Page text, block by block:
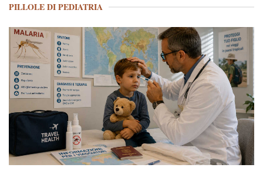
PILLOLE DI PEDIATRIA